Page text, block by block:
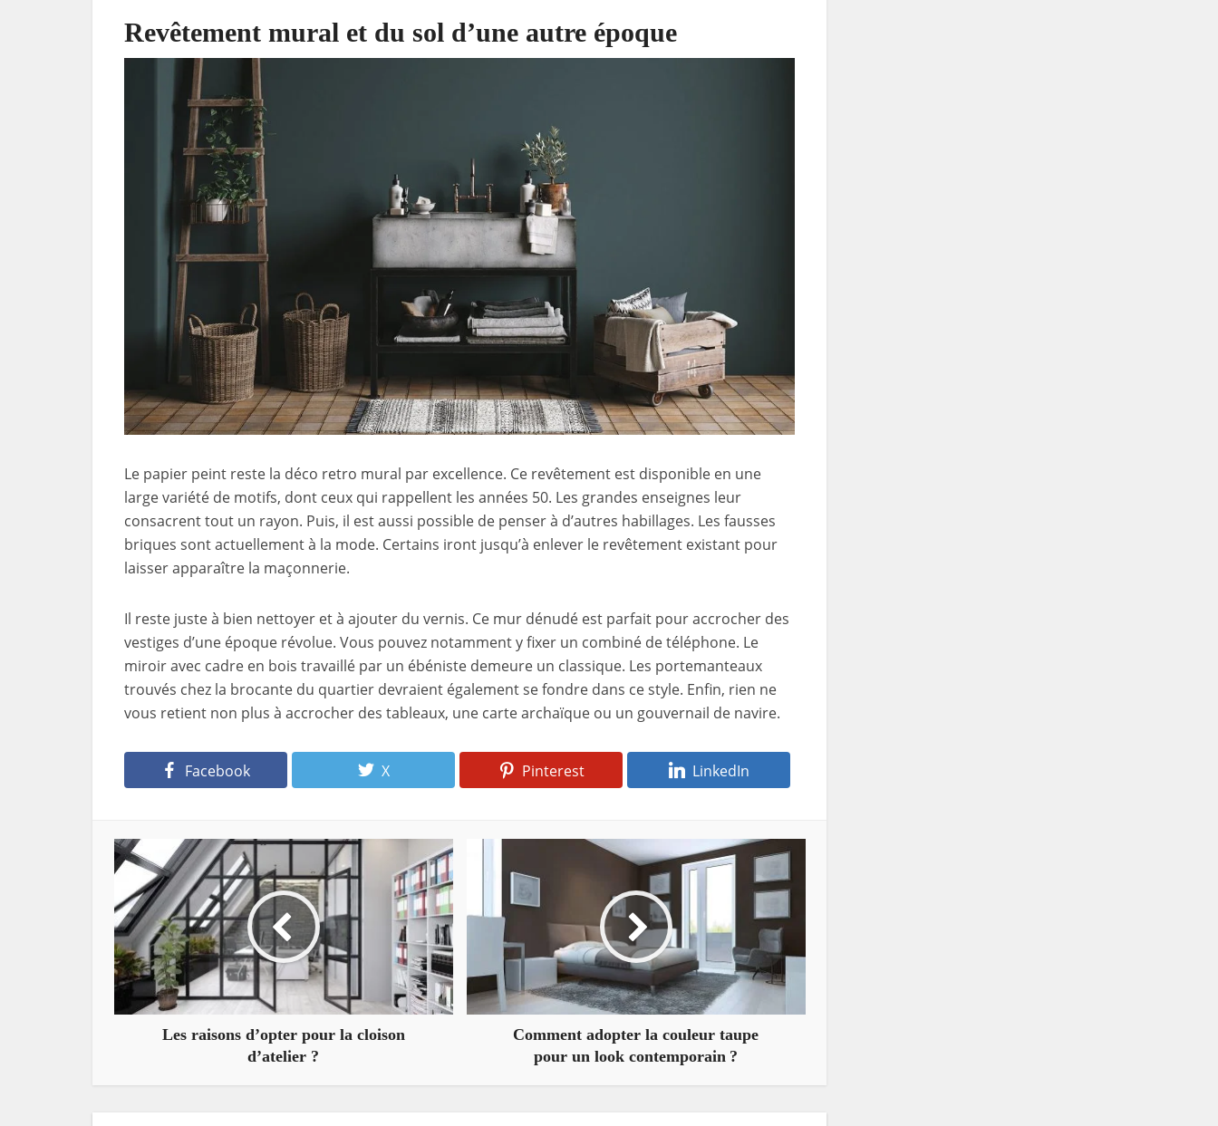
Revêtement mural et du sol d’une autre époque
Le papier peint reste la déco retro mural par excellence. Ce revêtement est disponible en une
large variété de motifs, dont ceux qui rappellent les années 50. Les grandes enseignes leur
consacrent tout un rayon. Puis, il est aussi possible de penser à d’autres habillages. Les fausses
briques sont actuellement à la mode. Certains iront jusqu’à enlever le revêtement existant pour
laisser apparaître la maçonnerie.
Il reste juste à bien nettoyer et à ajouter du vernis. Ce mur dénudé est parfait pour accrocher des
vestiges d’une époque révolue. Vous pouvez notamment y fixer un combiné de téléphone. Le
miroir avec cadre en bois travaillé par un ébéniste demeure un classique. Les portemanteaux
trouvés chez la brocante du quartier devraient également se fondre dans ce style. Enfin, rien ne
vous retient non plus à accrocher des tableaux, une carte archaïque ou un gouvernail de navire.
Facebook X Pinterest LinkedIn
Les raisons d’opter pour la cloison
d’atelier ?
Comment adopter la couleur taupe
pour un look contemporain ?